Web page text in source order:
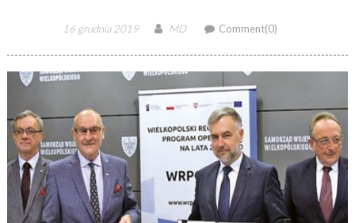
Posted
16 grudnia 2019 Author
MD Comment(0)